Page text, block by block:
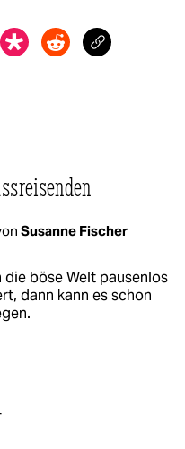
Susanne Fischer
die böse Welt pausenlos
dann kann es schon